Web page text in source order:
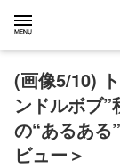
(画像5/10)
ンドルボブ
の“あるある
ビュー＞